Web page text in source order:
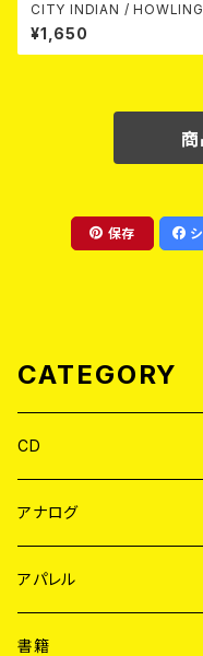
CITY INDIAN /
N FIRE (CD)
¥1,650
保存
CATEGORY
CD
JAPAN
WORLD
アナログ
JAPAN
７EP
WORLD
アパレル
JAPAN
書籍